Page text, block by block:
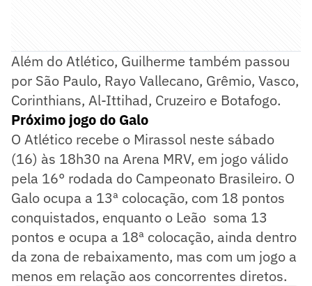
Além do Atlético, Guilherme também passou
por São Paulo, Rayo Vallecano, Grêmio, Vasco,
Corinthians, Al-Ittihad, Cruzeiro e Botafogo.
Próximo jogo do Galo
O Atlético recebe o Mirassol neste sábado
(16) às 18h30 na Arena MRV, em jogo válido
pela 16° rodada do Campeonato Brasileiro. O
Galo ocupa a 13ª colocação, com 18 pontos
conquistados, enquanto o Leão soma 13
pontos e ocupa a 18ª colocação, ainda dentro
da zona de rebaixamento, mas com um jogo a
menos em relação aos concorrentes diretos.